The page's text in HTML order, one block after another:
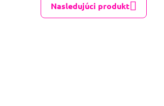
Nasledujúci produkt